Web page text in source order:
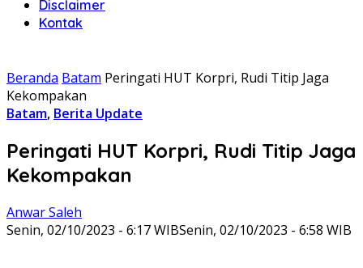
Disclaimer
Kontak
Beranda Batam Peringati HUT Korpri, Rudi Titip Jaga
Kekompakan
Batam, Berita Update
Peringati HUT Korpri, Rudi Titip Jaga
Kekompakan
Anwar Saleh
Senin, 02/10/2023 - 6:17 WIBSenin, 02/10/2023 - 6:58 WIB